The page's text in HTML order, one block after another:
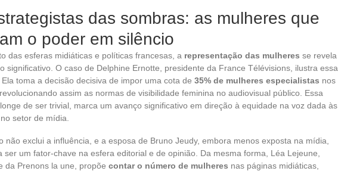
das sombras: as mulheres que
o poder em silêncio
das esferas midiáticas e políticas francesas, a representação das mulheres se revela
significativo. O caso de Delphine Ernotte, presidente da France Télévisions, ilustra essa
toma a decisão decisiva de impor uma cota de 35% de mulheres especialistas nos
assim as normas de visibilidade feminina no audiovisual público. Essa
de ser trivial, marca um avanço significativo em direção à equidade na voz dada às
setor de mídia.
não exclui a influência, e a esposa de Bruno Jeudy, embora menos exposta na mídia,
ser um fator-chave na esfera editorial e de opinião. Da mesma forma, Léa Lejeune,
da Prenons la une, propõe contar o número de mulheres nas páginas midiáticas,